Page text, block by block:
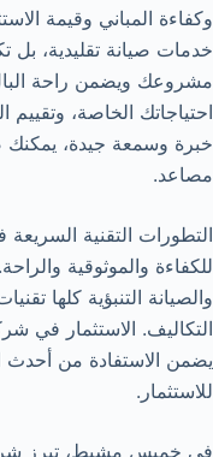
وكفاءة المباني وقيمة
خدمات صيانة تقليدية،
مشروعك ويضمن راحة
احتياجاتك الخاصة، وتقييم
خبرة وسمعة جيدة،
مصاعد.
التطورات التقنية
للكفاءة والموثوقية
والصيانة التنبؤية كلها
التكاليف. الاستثمار في
يضمن الاستفادة من أحدث
للاستثمار.
في خميس مشيط، تبرز